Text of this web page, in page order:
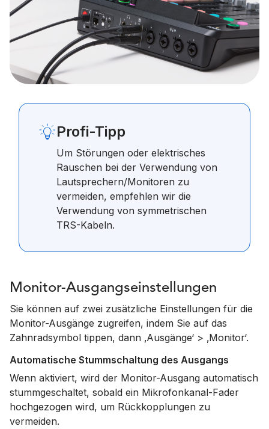
Profi-Tipp
Um Störungen oder elektrisches
Rauschen bei der Verwendung von
Lautsprechern/Monitoren zu
vermeiden, empfehlen wir die
Verwendung von symmetrischen
TRS-Kabeln.
Monitor-Ausgangseinstellungen
Sie können auf zwei zusätzliche Einstellungen für die
Monitor-Ausgänge zugreifen, indem Sie auf das
Zahnradsymbol tippen, dann ‚Ausgänge‘ > ‚Monitor‘.
Automatische Stummschaltung des Ausgangs
Wenn aktiviert, wird der Monitor-Ausgang automatisch
stummgeschaltet, sobald ein Mikrofonkanal-Fader
hochgezogen wird, um Rückkopplungen zu
vermeiden.